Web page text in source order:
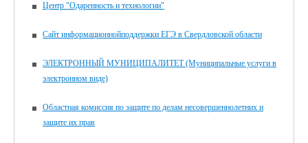
Центр "Одаренность и технологии"
Сайт информационнойподдержки ЕГЭ в Свердловской области
ЭЛЕКТРОННЫЙ МУНИЦИПАЛИТЕТ (Муниципальные услуги в
электронном виде)
Областная комиссия по защите по делам несовершеннолетних и
защите их прав